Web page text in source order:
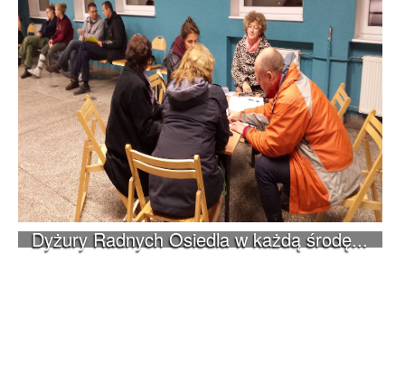
Dyżury Radnych Osiedla w każdą środę...